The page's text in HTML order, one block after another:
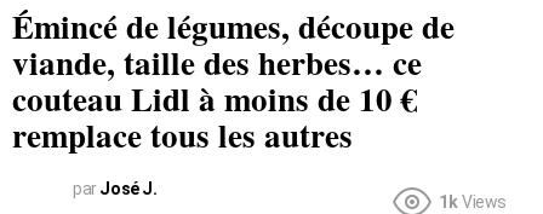
Émincé de légumes, découpe de
viande, taille des herbes… ce
couteau Lidl à moins de 10 €
remplace tous les autres
par José J.
1k Views